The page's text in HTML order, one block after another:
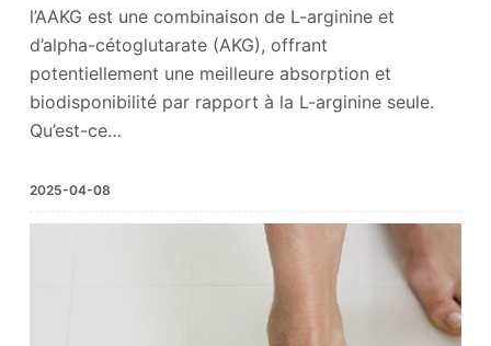
l’AAKG est une combinaison de L-arginine et
d’alpha-cétoglutarate (AKG), offrant
potentiellement une meilleure absorption et
biodisponibilité par rapport à la L-arginine seule.
Qu’est-ce…
2025-04-08